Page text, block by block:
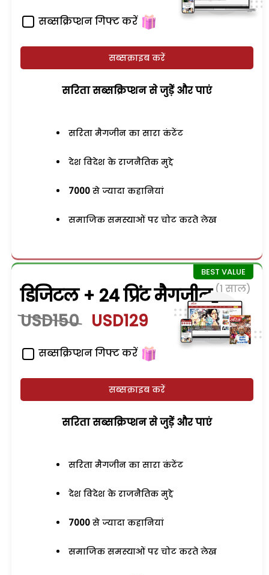
सब्सक्रिप्शन गिफ्ट करें
सब्सक्राइब करें
सरिता सब्सक्रिप्शन से जुड़ेें और पाएं
सरिता मैगजीन का सारा कंटेंट
देश विदेश के राजनैतिक मुद्दे
7000 से ज्यादा कहानियां
समाजिक समस्याओं पर चोट करते लेख
डिजिटल + 24 प्रिंट मैगजीन (1 साल)
USD150 USD129
सब्सक्रिप्शन गिफ्ट करें
सब्सक्राइब करें
सरिता सब्सक्रिप्शन से जुड़ेें और पाएं
सरिता मैगजीन का सारा कंटेंट
देश विदेश के राजनैतिक मुद्दे
7000 से ज्यादा कहानियां
समाजिक समस्याओं पर चोट करते लेख